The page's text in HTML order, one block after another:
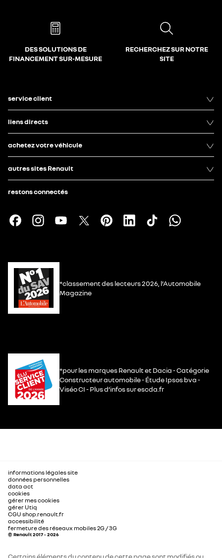
DES SOLUTIONS DE
FINANCEMENT SUR-MESURE
RECHERCHEZ SUR NOTRE
SITE
service client
liens directs
achetez votre véhicule
autres sites Renault
restons connectés
*classement des lecteurs 2026, l’Automobile
Magazine
*pour les marques Renault et Dacia - Catégorie
Constructeur automobile - Étude Ipsos bva -
Viséo CI - Plus d’infos sur escda.fr
informations légales site
données personnelles
data act
cookies
gérer mes cookies
gérer Utiq
CGU shop.renault.fr
accessibilité
fermeture des réseaux mobiles 2G / 3G
© Renault 2017 - 2026